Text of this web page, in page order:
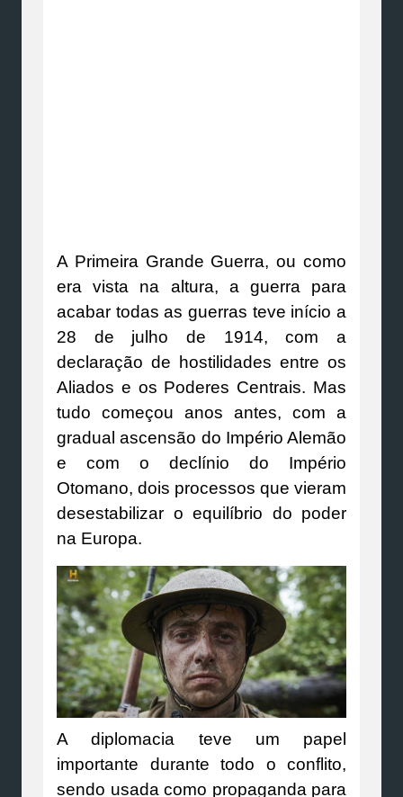
A Primeira Grande Guerra, ou como
era vista na altura, a guerra para
acabar todas as guerras teve início a
28 de julho de 1914, com a
declaração de hostilidades entre os
Aliados e os Poderes Centrais. Mas
tudo começou anos antes, com a
gradual ascensão do Império Alemão
e com o declínio do Império
Otomano, dois processos que vieram
desestabilizar o equilíbrio do poder
na Europa.
A diplomacia teve um papel
importante durante todo o conflito,
sendo usada como propaganda para